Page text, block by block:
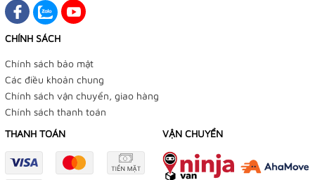
CHÍNH SÁCH
Chính sách bảo mật
Các điều khoản chung
Chính sách vận chuyển, giao hàng
Chính sách thanh toán
THANH TOÁN
VẬN CHUYỂN